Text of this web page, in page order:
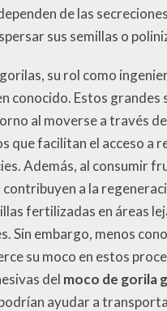
de las
sus semillas o
su rol como
conocido. Estos grandes
al moverse a través
que facilitan el acceso a
Además, al consumir
contribuyen a la
fertilizadas en áreas
Sin embargo, menos
su moco en estos
del moco de gorila
ayudar a